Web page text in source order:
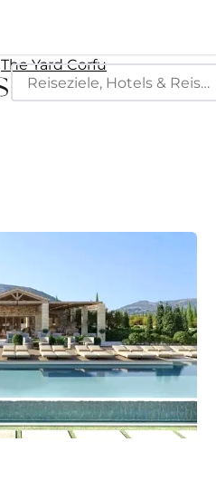
The Yard Corfu